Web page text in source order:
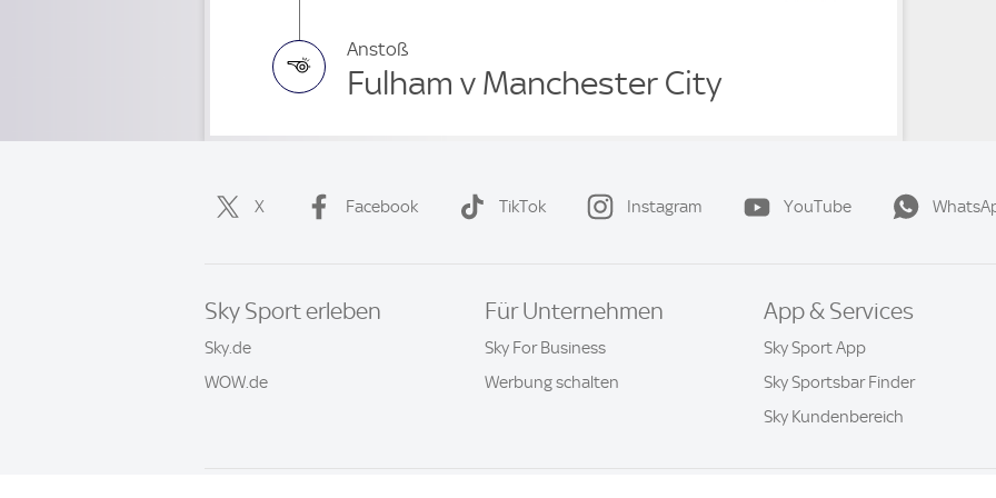
Anstoß
Fulham v Manchester City
X Facebook TikTok Instagram YouTube
Sky Sport erleben
Sky.de
WOW.de
Für Unternehmen
Sky For Business
Werbung schalten
App & Services
Sky Sport App
Sky Sportsbar Finder
Sky Kundenbereich